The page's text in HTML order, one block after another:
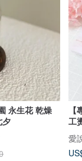
永生花 乾燥
夕
工
愛